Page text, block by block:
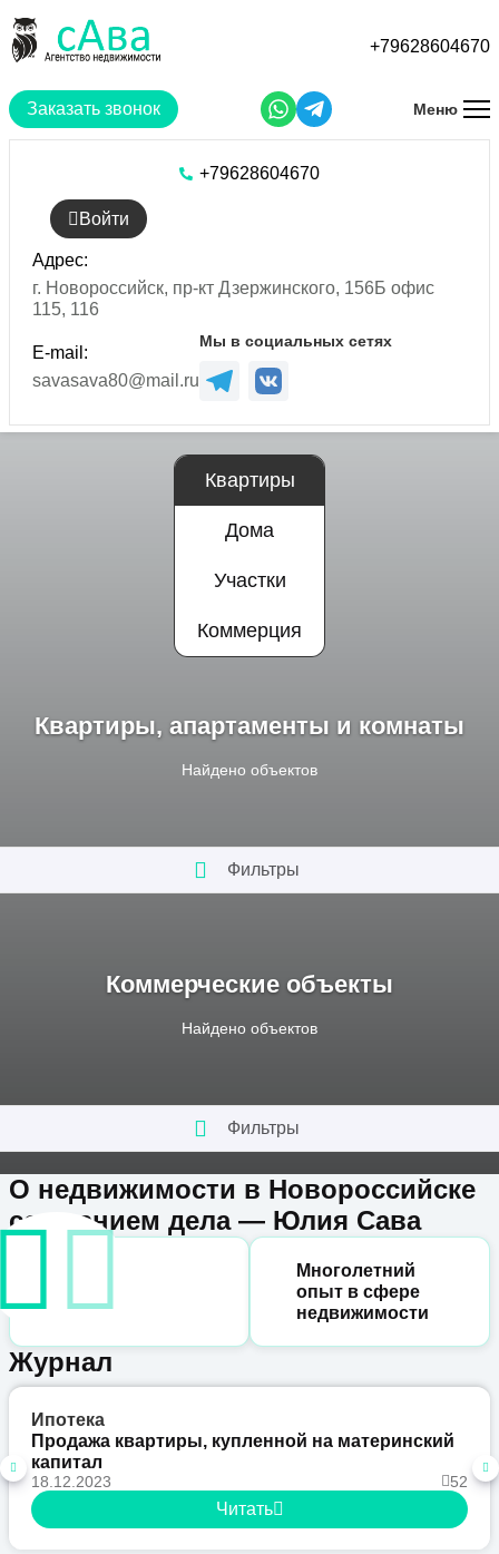
основному
Заказать звонок
+79628604670
Меню
+79628604670
Войти
Адрес:
г. Новороссийск, пр-кт Дзержинского, 156Б офис
115, 116
E-mail:
savasava80@mail.ru
Мы в социальных сетях
Квартиры
Дома
Участки
Коммерция
Фильтры
Квартиры, апартаменты и комнаты
Найдено объектов
Фильтры
Коммерческие объекты
Найдено объектов
О недвижимости в Новороссийске
со знанием дела — Юлия Сава
Многолетний
опыт в сфере
недвижимости
Журнал
Ипотека
Продажа квартиры, купленной на материнский
капитал
18.12.2023 52
Читать